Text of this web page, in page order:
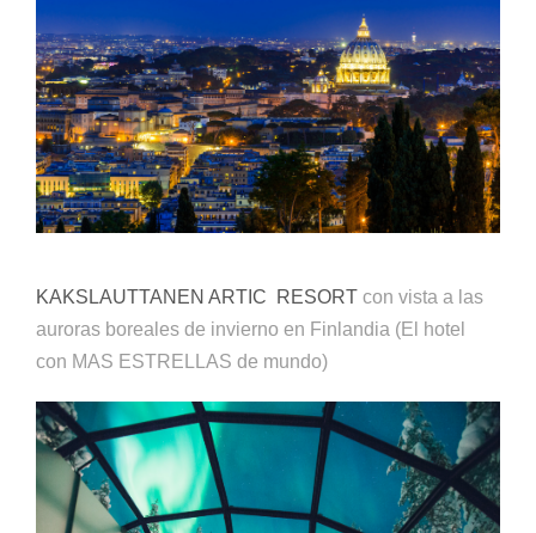
KAKSLAUTTANEN ARTIC RESORT con vista a las
auroras boreales de invierno en Finlandia (El hotel
con MAS ESTRELLAS de mundo)